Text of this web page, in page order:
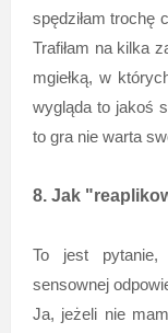
spędziłam trochę
Trafiłam na kilka
mgiełką, w
wygląda to jakoś
to gra nie warta
8. Jak
To jest
sensownej
Ja, jeżeli nie